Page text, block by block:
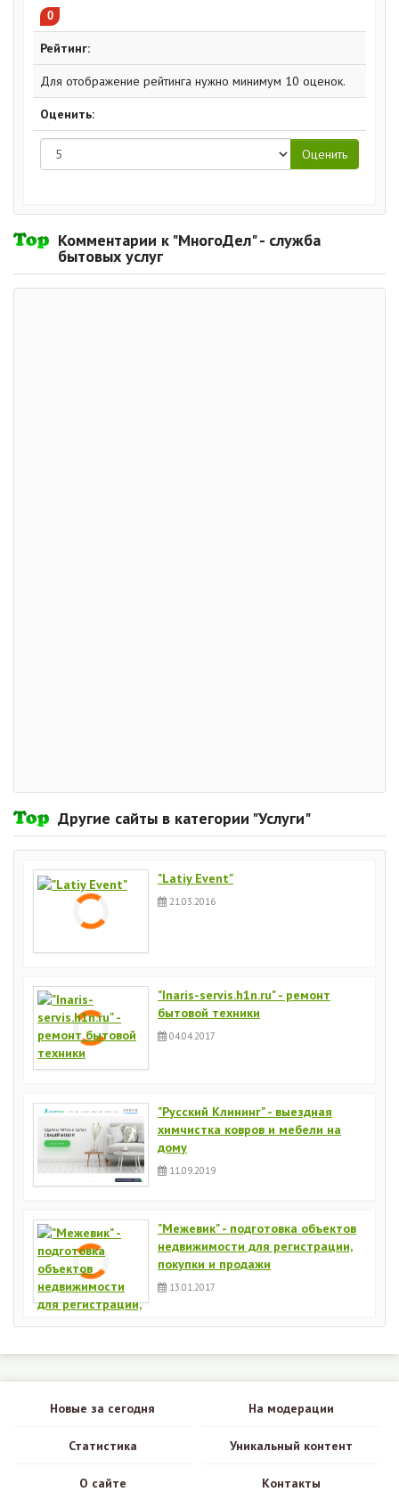
0
Рейтинг:
Для отображение рейтинга нужно минимум 10 оценок.
Оценить:
Комментарии к "МногоДел" - служба
бытовых услуг
Другие сайты в категории "Услуги"
"Latiy Event"
21.03.2016
"Inaris-servis.h1n.ru" - ремонт
бытовой техники
04.04.2017
"Русский Клининг" - выездная
химчистка ковров и мебели на
дому
11.09.2019
"Межевик" - подготовка объектов
недвижимости для регистрации,
покупки и продажи
13.01.2017
Новые за сегодня На модерации
Статистика Уникальный контент
О сайте Контакты